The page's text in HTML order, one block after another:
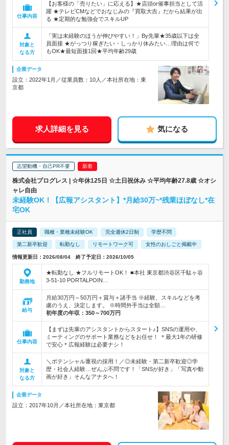
仕事内容
【お客様の「売りたい」に応える】★店頭or催事担当として活
躍 ★テレビCMなどでおなじみの『買取大吉』だから結果が出
る ★定期的な勉強会でスキルUP
対象と
なる方
「実は未経験のほうが伸びやすい！」By先輩★35歳以下は全
員面接 ★がっつり稼ぎたい・しっかり休みたい…理由は何で
もOK★最短面接1回★平均年齢29歳
企業データ
設立：2022年1月／従業員数：10人／本社所在地：東
京都
求人詳細を見る 気になる
志望動機・自己PR不要
株式会社プログレス | ☆年休125日 ☆土日祝休み ☆平均年齢27.8歳 ☆オシ
ャレ自由
未経験OK！【広報アシスタント】*月給30万~*残業ほぼなし*在
宅OK
正社員 職種・業種未経験OK 完全週休2日制 学歴不問
第二新卒歓迎 転勤なし リモートワーク可 女性のおしごと掲載中
情報更新日：2026/08/04 終了予定日：2026/10/05
勤務地
★転勤なし ★フルリモートOK！ ■本社 東京都渋谷区千駄ヶ谷
3-51-10 PORTALPOIN…
給与
月給30万円～50万円＋賞与＋諸手当 ※経験、スキルなどを考
慮のうえ、決定します。 ※時間外手当は全額…
初年度の年収： 350～700万円
仕事内容
【まずは先輩のアシスタントからスタート♪】SNSの運用や、
ミーティングのサポート業務などをお任せ！ ＊最大1年の研修
で安心＊広報経験は必要ナシ！
対象と
なる方
＼ポテンシャル重視の採用！／◎未経験・第二新卒歓迎◎学
歴・社会人経験…ぜんぶ不問です！「SNSが好き」「写真や動
画が好き」そんなアナタへ！
企業データ
設立：2017年10月／本社所在地：東京都